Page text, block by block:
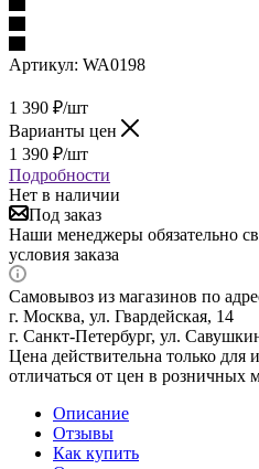
Артикул: WA0198
1 390 ₽/шт
Варианты цен
1 390 ₽/шт
Подробности
Нет в наличии
Под заказ
Наши менеджеры обязательно
условия заказа
Самовывоз из магазинов по
г. Москва, ул. Гвардейская, 14
г. Санкт-Петербург, ул.
Цена действительна только для
отличаться от цен в розничных
Описание
Отзывы
Как купить